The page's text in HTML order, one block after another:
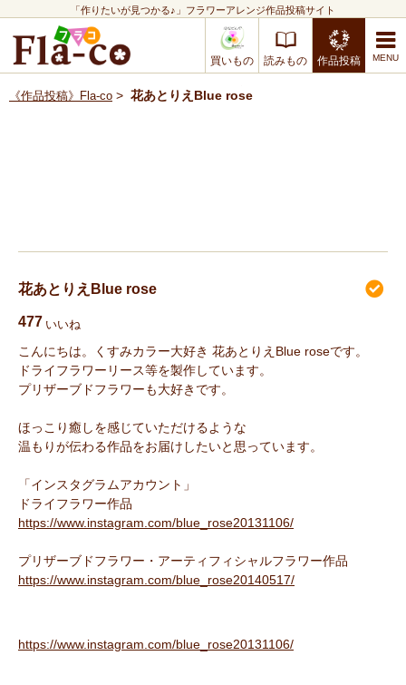
「作りたいが見つかる♪」フラワーアレンジ作品投稿サイト
買いもの 読みもの 作品投稿
《作品投稿》Fla-co > 花あとりえBlue rose
花あとりえBlue rose
477 いいね
こんにちは。くすみカラー大好き 花あとりえBlue roseです。
ドライフラワーリース等を製作しています。
プリザーブドフラワーも大好きです。
ほっこり癒しを感じていただけるような
温もりが伝わる作品をお届けしたいと思っています。
「インスタグラムアカウント」
ドライフラワー作品
https://www.instagram.com/blue_rose20131106/
プリザーブドフラワー・アーティフィシャルフラワー作品
https://www.instagram.com/blue_rose20140517/
https://www.instagram.com/blue_rose20131106/